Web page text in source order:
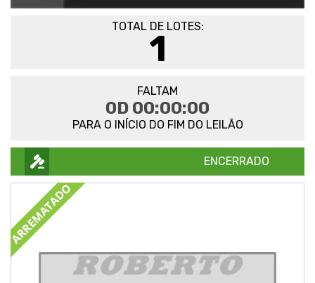
TOTAL DE LOTES:
1
FALTAM
0D 00:00:00
PARA O INÍCIO DO FIM DO LEILÃO
ENCERRADO